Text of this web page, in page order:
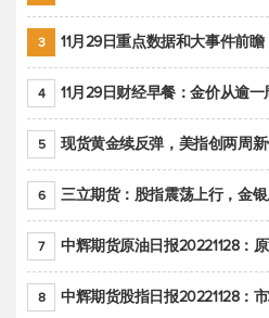
3 11月29日重点数据和大事件前瞻
4 11月29日财经早餐：金价从逾一周高位回落
5 现货黄金续反弹，美指创两周
6 三立期货：股指震荡上行，金银底部明
7 中辉期货原油日报20221128：原油价格持
8 中辉期货股指日报20221128：